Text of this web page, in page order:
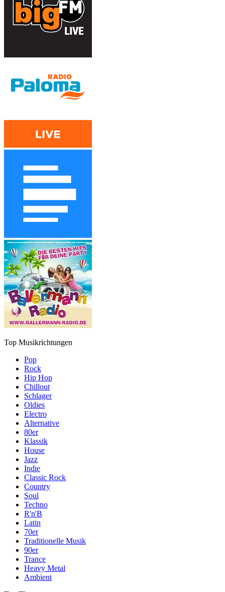
Top Musikrichtungen
Pop
Rock
Hip Hop
Chillout
Schlager
Oldies
Electro
Alternative
80er
Klassik
House
Jazz
Indie
Classic Rock
Country
Soul
Techno
R'n'B
Latin
70er
Traditionelle Musik
90er
Trance
Heavy Metal
Ambient